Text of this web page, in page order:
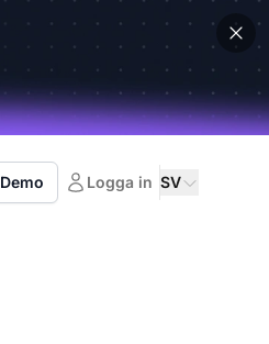
Demo Logga in SV